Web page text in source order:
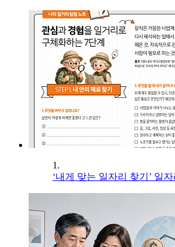
1.
‘내게 맞는 일자리 찾기’ 일